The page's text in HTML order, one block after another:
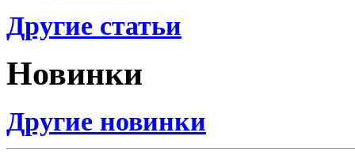
Другие статьи
Новинки
Другие новинки